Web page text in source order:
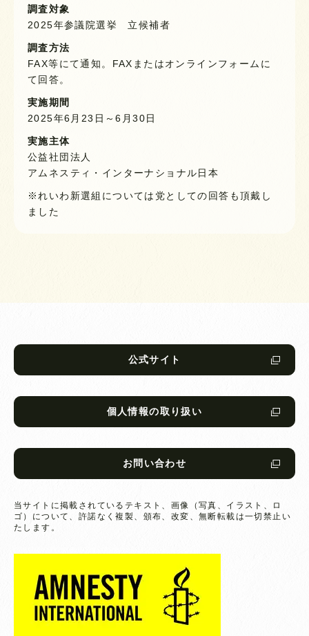
調査対象
2025年参議院選挙 立候補者
調査方法
FAX等にて通知。FAXまたはオンラインフォームに
て回答。
実施期間
2025年6月23日～6月30日
実施主体
公益社団法人
アムネスティ・インターナショナル日本
※れいわ新選組については党としての回答も頂戴し
ました
公式サイト
個人情報の取り扱い
お問い合わせ
当サイトに掲載されているテキスト、画像（写真、イラスト、ロ
ゴ）について、 許諾なく複製、頒布、改変、無断転載は一切禁止い
たします。